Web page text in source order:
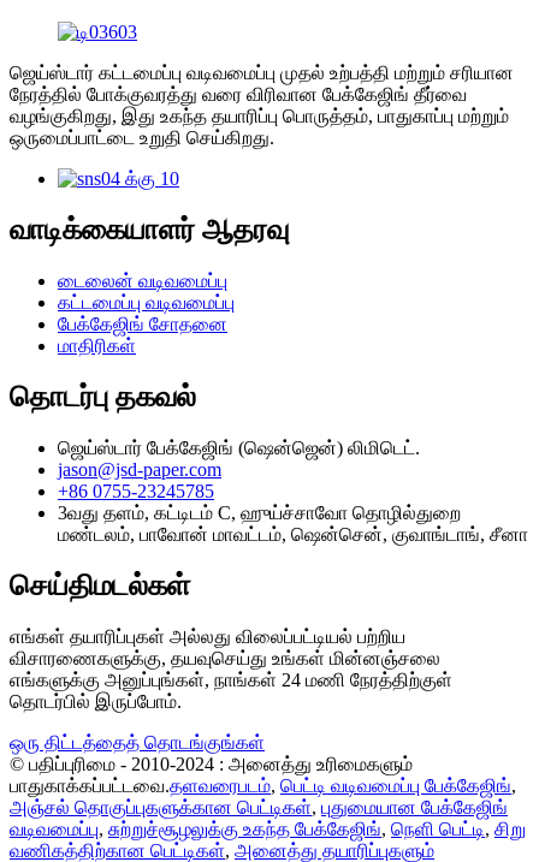
ஜெய்ஸ்டார் கட்டமைப்பு வடிவமைப்பு முதல் உற்பத்தி மற்றும் சரியான
நேரத்தில் போக்குவரத்து வரை விரிவான பேக்கேஜிங் தீர்வை
வழங்குகிறது, இது உகந்த தயாரிப்பு பொருத்தம், பாதுகாப்பு மற்றும்
ஒருமைப்பாட்டை உறுதி செய்கிறது.
வாடிக்கையாளர் ஆதரவு
டைலைன் வடிவமைப்பு
கட்டமைப்பு வடிவமைப்பு
பேக்கேஜிங் சோதனை
மாதிரிகள்
தொடர்பு தகவல்
ஜெய்ஸ்டார் பேக்கேஜிங் (ஷென்ஜென்) லிமிடெட்.
jason@jsd-paper.com
+86 0755-23245785
3வது தளம், கட்டிடம் C, ஹுய்ச்சாவோ தொழில்துறை
மண்டலம், பாவோன் மாவட்டம், ஷென்சென், குவாங்டாங், சீனா
செய்திமடல்கள்
எங்கள் தயாரிப்புகள் அல்லது விலைப்பட்டியல் பற்றிய
விசாரணைகளுக்கு, தயவுசெய்து உங்கள் மின்னஞ்சலை
எங்களுக்கு அனுப்புங்கள், நாங்கள் 24 மணி நேரத்திற்குள்
தொடர்பில் இருப்போம்.
ஒரு திட்டத்தைத் தொடங்குங்கள்
© பதிப்புரிமை - 2010-2024 : அனைத்து உரிமைகளும்
பாதுகாக்கப்பட்டவை.தளவரைபடம், பெட்டி வடிவமைப்பு பேக்கேஜிங்,
அஞ்சல் தொகுப்புகளுக்கான பெட்டிகள், புதுமையான பேக்கேஜிங்
வடிவமைப்பு, சுற்றுச்சூழலுக்கு உகந்த பேக்கேஜிங், நெளி பெட்டி, சிறு
வணிகத்திற்கான பெட்டிகள், அனைத்து தயாரிப்புகளும்